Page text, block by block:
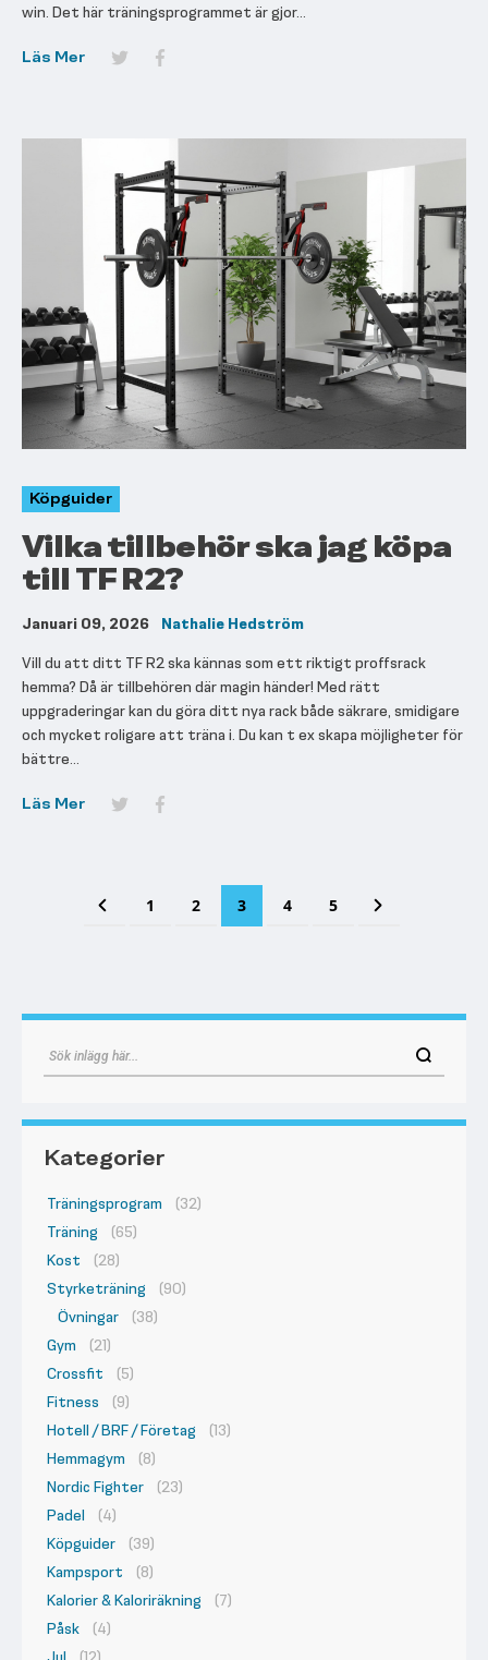
win. Det här träningsprogrammet är gjor...
Läs Mer
Köpguider
Vilka tillbehör ska jag köpa
till TF R2?
Januari 09, 2026
Nathalie Hedström
Vill du att ditt TF R2 ska kännas som ett riktigt proffsrack
hemma? Då är tillbehören där magin händer! Med rätt
uppgraderingar kan du göra ditt nya rack både säkrare, smidigare
och mycket roligare att träna i. Du kan t ex skapa möjligheter för
bättre...
Läs Mer
SidaSida
Föregående
Sida
1 Sida
2 You're currently reading page
3 Sida
4 Sida
5 Sida
Nästa
Kategorier
Träningsprogram
(32)
Träning
(65)
Kost
(28)
Styrketräning
(90)
Övningar
(38)
Gym
(21)
Crossfit
(5)
Fitness
(9)
Hotell / BRF / Företag
(13)
Hemmagym
(8)
Nordic Fighter
(23)
Padel
(4)
Köpguider
(39)
Kampsport
(8)
Kalorier & Kaloriräkning
(7)
Påsk
(4)